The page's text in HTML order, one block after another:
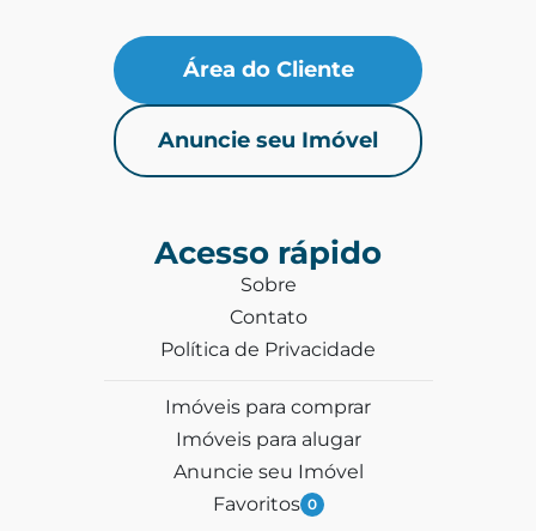
Área do Cliente
Anuncie seu Imóvel
Acesso rápido
Sobre
Contato
Política de Privacidade
Imóveis para comprar
Imóveis para alugar
Anuncie seu Imóvel
Favoritos 0